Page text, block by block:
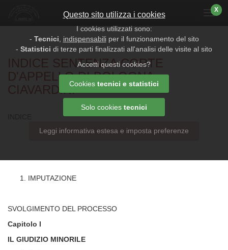
Menu
INDICE SENTENZA CORTE
D'APPELLO DI BOLOGNA -
CIAVARDINI
IMPUTAZIONE
SVOLGIMENTO DEL PROCESSO
Capitolo I
IL GIUDIZIO MINORILE
X
Questo sito utilizza i cookies
I cookies utilizzati sono:
- Tecnici indispensabiliper il funzionamento del sito
- Statistici di terze parti finalizzati all'analisi delle visite al sito
Accetti questi cookies?
Cookies tecnici e statistici
Solo cookies tecnici
Leggi informativa estesa e imposta preferenze